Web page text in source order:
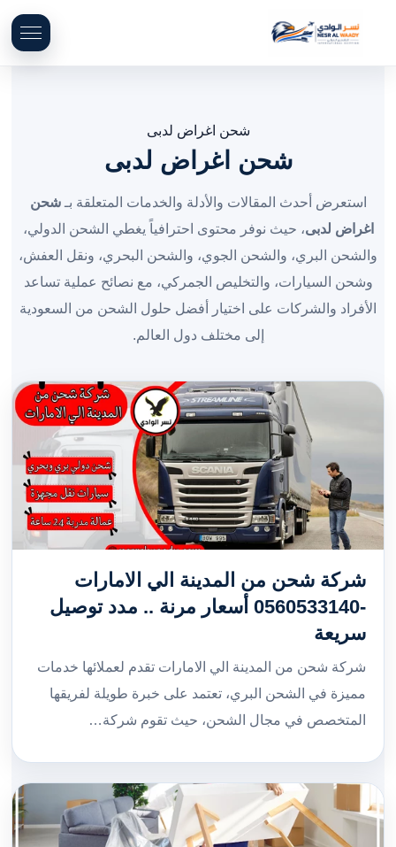
شحن اغراض لدبى
شحن اغراض لدبى
استعرض أحدث المقالات والأدلة والخدمات المتعلقة بـشحن
اغراض لدبى، حيث نوفر محتوى احترافياً يغطي الشحن الدولي،
والشحن البري، والشحن الجوي، والشحن البحري، ونقل العفش،
وشحن السيارات، والتخليص الجمركي، مع نصائح عملية تساعد
الأفراد والشركات على اختيار أفضل حلول الشحن من السعودية
إلى مختلف دول العالم.
شركة شحن من المدينة الي الامارات
-0560533140 أسعار مرنة .. مدد توصيل
سريعة
شركة شحن من المدينة الي الامارات تقدم لعملائها خدمات
مميزة في الشحن البري، تعتمد على خبرة طويلة لفريقها
المتخصص في مجال الشحن، حيث تقوم شركة…